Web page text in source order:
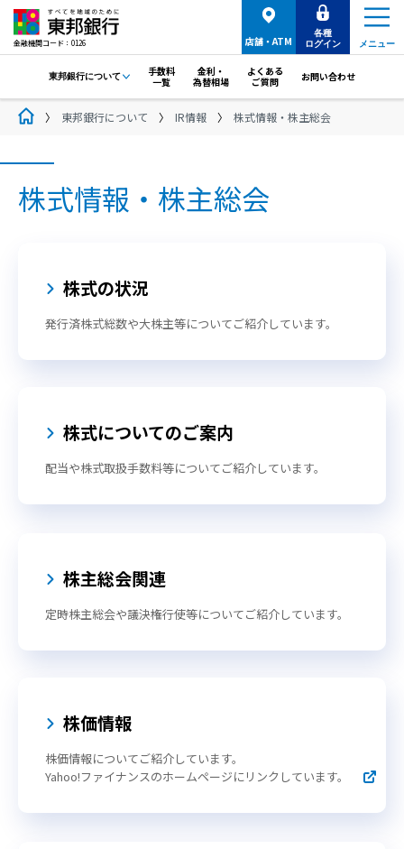
金融機関コード：0126 メニュー
店舗・ATM
各種
ログイン
東邦銀行について
手数料
一覧
金利・
為替相場
よくある
ご質問
お問い合わせ
東邦銀行について IR情報 株式情報・株主総会
株式情報・株主総会
株式の状況
発行済株式総数や大株主等についてご紹介しています。
株式についてのご案内
配当や株式取扱手数料等についてご紹介しています。
株主総会関連
定時株主総会や議決権行使等についてご紹介しています。
株価情報
株価情報についてご紹介しています。
Yahoo!ファイナンスのホームページにリンクしています。